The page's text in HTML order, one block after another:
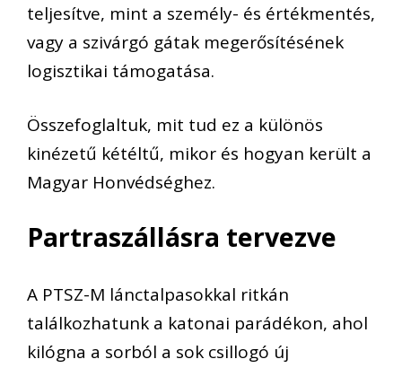
teljesítve, mint a személy- és értékmentés,
vagy a szivárgó gátak megerősítésének
logisztikai támogatása.
Összefoglaltuk, mit tud ez a különös
kinézetű kétéltű, mikor és hogyan került a
Magyar Honvédséghez.
Partraszállásra tervezve
A PTSZ-M lánctalpasokkal ritkán
találkozhatunk a katonai parádékon, ahol
kilógna a sorból a sok csillogó új